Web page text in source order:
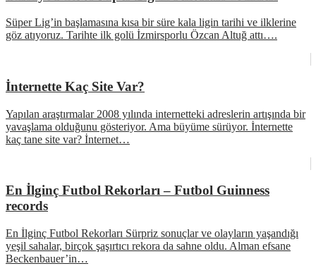
Süper Lig’in başlamasına kısa bir süre kala ligin tarihi ve ilklerine
göz atıyoruz. Tarihte ilk golü İzmirsporlu Özcan Altuğ attı….
İnternette Kaç Site Var?
Yapılan araştırmalar 2008 yılında internetteki adreslerin artışında bir
yavaşlama olduğunu gösteriyor. Ama büyüme sürüyor. İnternette
kaç tane site var? İnternet…
En İlginç Futbol Rekorları – Futbol Guinness
records
En İlginç Futbol Rekorları Sürpriz sonuçlar ve olayların yaşandığı
yeşil sahalar, birçok şaşırtıcı rekora da sahne oldu. Alman efsane
Beckenbauer’in…